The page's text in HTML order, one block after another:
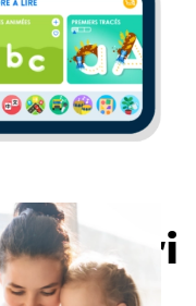
et